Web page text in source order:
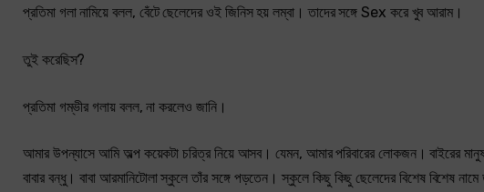
প্রতিমা গলা নামিয়ে বলল, বেঁটে ছেলেদের ওই জিনিস হয় লম্বা। তাদের সঙ্গে Sex করে খুব আরাম।
তুই করেছিস?
প্রতিমা গম্ভীর গলায় বলল, না করলেও জানি।
আমার উপন্যাসে আমি অল্প কয়েকটা চরিত্র নিয়ে আসব। যেমন, আমার পরিবারের লোকজন। বাইরের
বাবার বন্ধু। বাবা আরমানিটোলা স্কুলে তাঁর সঙ্গে পড়তেন। স্কুলে কিছু কিছু ছেলেদের বিশেষ বিশেষ